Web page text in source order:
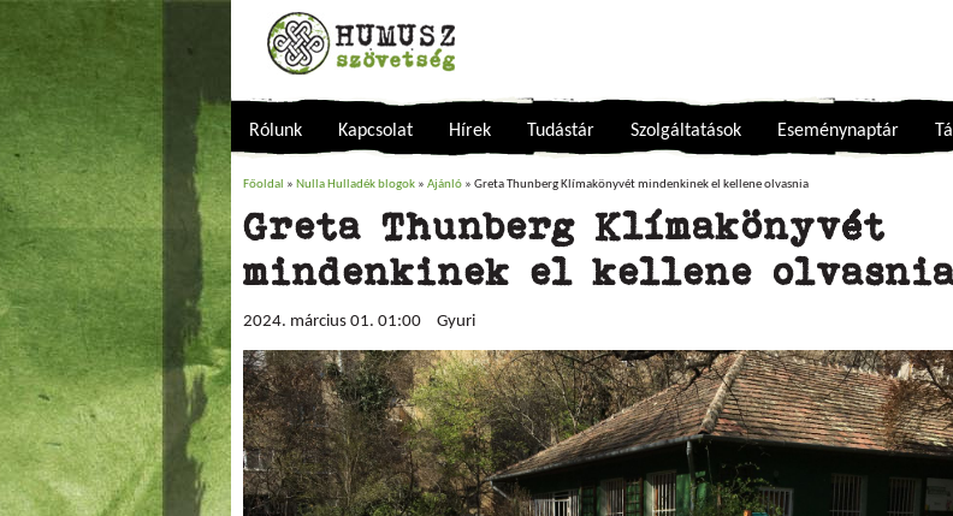
Rólunk Kapcsolat Hírek Tudástár Szolgáltatások Eseménynaptár
Jelenlegi hely
Főoldal » Nulla Hulladék blogok » Ajánló » Greta Thunberg Klímakönyvét mindenkinek el kellene olvasnia
Greta Thunberg Klímakönyvét
mindenkinek el kellene
2024. március 01. 01:00 Gyuri